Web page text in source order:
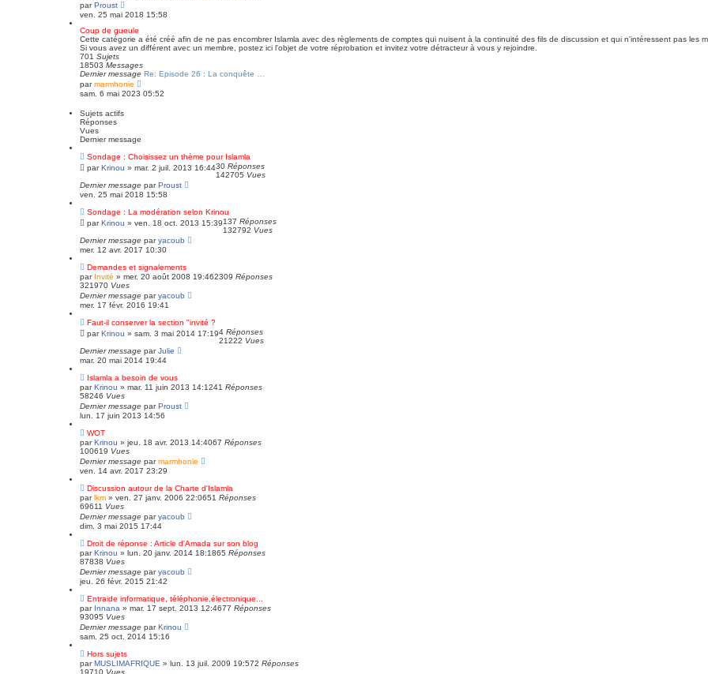
parProust
o
n
s
u
l
e
r
e
d
e
m
e
s
a
e
ven. 25 mai 2018 15:58
Coup de gueule
Cette catégorie a été créé afin de ne pas encombrer Islamla avec des règlements de comptes qui nuisent à la continuité des fils de discussion et qui n'intéressent pas les
Si vous avez un différent avec un membre, postez ici l'objet de votre réprobation et invitez votre détracteur à vous y rejoindre.
701 Sujets
18503 Messages
Dernier message Re: Episode 26 : La conquête …
parmarmhonie
o
n
l
e
e
r
i
e
m
e
s
a
g
sam. 6 mai 2023 05:52
Sujets actifs
Réponses
Vues
Dernier message
Sondage : Choisissez un thème pour Islamla
parKrinou » mar. 2 juil. 2013 16:4430 Réponses
142705 Vues
Dernier message parProust
ven. 25 mai 2018 15:58
Sondage : La modération selon Krinou
parKrinou » ven. 18 oct. 2013 15:39137 Réponses
132792 Vues
Dernier message paryacoub
mer. 12 avr. 2017 10:30
Demandes et signalements
par Invité » mer. 20 août 2008 19:462309 Réponses
321970 Vues
Dernier message paryacoub
mer. 17 févr. 2016 19:41
Faut-il conserver la section "invité ?
parKrinou » sam. 3 mai 2014 17:194 Réponses
21222 Vues
Dernier message parJulie
mar. 20 mai 2014 19:44
Islamla a besoin de vous
parKrinou » mar. 11 juin 2013 14:1241 Réponses
58246 Vues
Dernier message parProust
lun. 17 juin 2013 14:56
WOT
parKrinou » jeu. 18 avr. 2013 14:4067 Réponses
100619 Vues
Dernier message parmarmhonie
ven. 14 avr. 2017 23:29
Discussion autour de la Charte d'Islamla
parlkm » ven. 27 janv. 2006 22:0651 Réponses
69611 Vues
Dernier message paryacoub
dim. 3 mai 2015 17:44
Droit de réponse : Article d'Amada sur son blog
parKrinou » lun. 20 janv. 2014 18:1865 Réponses
87838 Vues
Dernier message paryacoub
jeu. 26 févr. 2015 21:42
Entraide informatique, téléphonie,électronique...
par Innana » mar. 17 sept. 2013 12:4677 Réponses
93095 Vues
Dernier message parKrinou
sam. 25 oct. 2014 15:16
Hors sujets
parMUSLIMAFRIQUE » lun. 13 juil. 2009 19:572 Réponses
19710 Vues